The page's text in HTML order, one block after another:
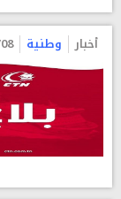
أخبار وطنية